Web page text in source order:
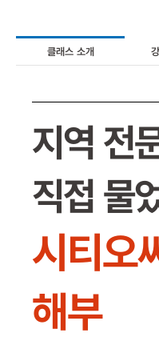
클래스 소개
지역 전
직접 물
시티오
해부